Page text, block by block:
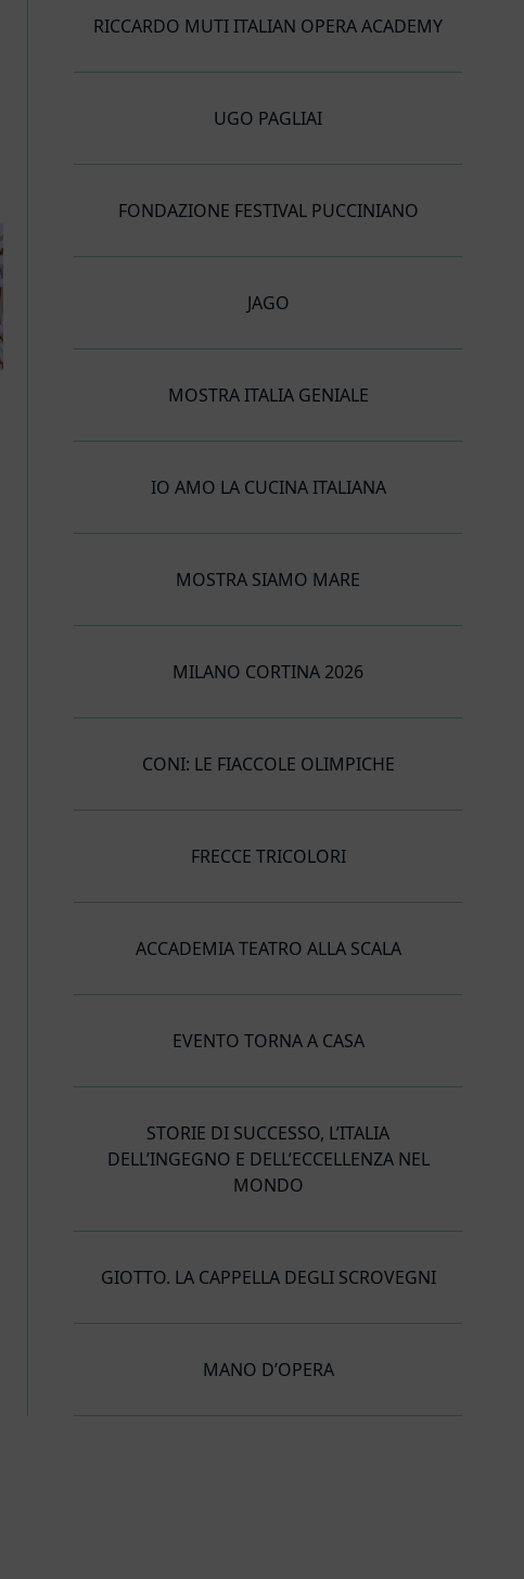
RICCARDO MUTI ITALIAN OPERA ACADEMY
UGO PAGLIAI
FONDAZIONE FESTIVAL PUCCINIANO
JAGO
MOSTRA ITALIA GENIALE
IO AMO LA CUCINA ITALIANA
MOSTRA SIAMO MARE
MILANO CORTINA 2026
CONI: LE FIACCOLE OLIMPICHE
FRECCE TRICOLORI
ACCADEMIA TEATRO ALLA SCALA
EVENTO TORNA A CASA
STORIE DI SUCCESSO, L’ITALIA
DELL’INGEGNO E DELL’ECCELLENZA NEL
MONDO
GIOTTO. LA CAPPELLA DEGLI SCROVEGNI
MANO D’OPERA